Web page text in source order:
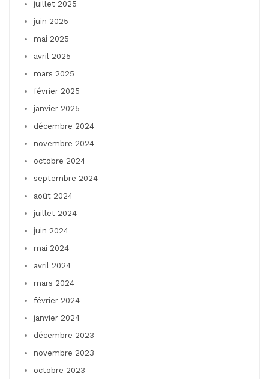
juillet 2025
juin 2025
mai 2025
avril 2025
mars 2025
février 2025
janvier 2025
décembre 2024
novembre 2024
octobre 2024
septembre 2024
août 2024
juillet 2024
juin 2024
mai 2024
avril 2024
mars 2024
février 2024
janvier 2024
décembre 2023
novembre 2023
octobre 2023